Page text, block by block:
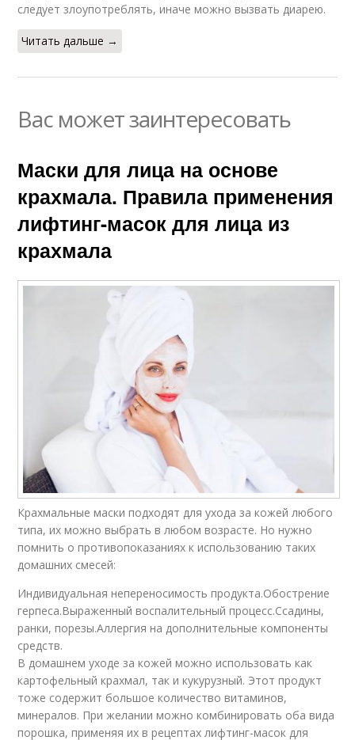
следует злоупотреблять, иначе можно вызвать диарею.
Читать дальше →
Вас может заинтересовать
Маски для лица на основе
крахмала. Правила применения
лифтинг-масок для лица из
крахмала
Крахмальные маски подходят для ухода за кожей любого
типа, их можно выбрать в любом возрасте. Но нужно
помнить о противопоказаниях к использованию таких
домашних смесей:
Индивидуальная непереносимость продукта.Обострение
герпеса.Выраженный воспалительный процесс.Ссадины,
ранки, порезы.Аллергия на дополнительные компоненты
средств.
В домашнем уходе за кожей можно использовать как
картофельный крахмал, так и кукурузный. Этот продукт
тоже содержит большое количество витаминов,
минералов. При желании можно комбинировать оба вида
порошка, применяя их в рецептах лифтинг-масок для